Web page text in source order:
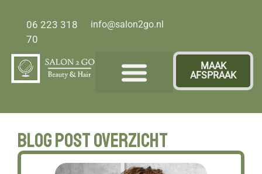
06 223 318
70
info@salon2go.nl
MAAK
AFSPRAAK
Blog post overzicht